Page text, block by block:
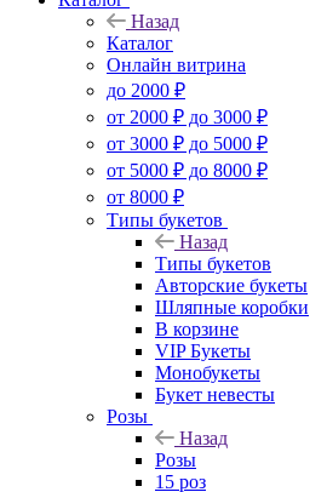
Назад
Каталог
Онлайн витрина
до 2000 ₽
от 2000 ₽ до 3000 ₽
от 3000 ₽ до 5000 ₽
от 5000 ₽ до 8000 ₽
от 8000 ₽
Типы букетов
Назад
Типы букетов
Авторские букеты
Шляпные коробки
В корзине
VIP Букеты
Монобукеты
Букет невесты
Розы
Назад
Розы
15 роз